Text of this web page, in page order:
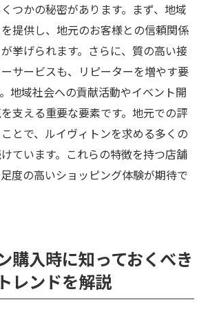
つかの秘密があります。まず、地域
提供し、地元のお客様との信頼関係
挙げられます。さらに、質の高い接
サービスも、リピーターを増やす要
地域社会への貢献活動やイベント開
支える重要な要素です。地元での評
とで、ルイヴィトンを求める多くの
ています。これらの特徴を持つ店舗
度の高いショッピング体験が期待で
購入時に知っておくべき
レンドを解説